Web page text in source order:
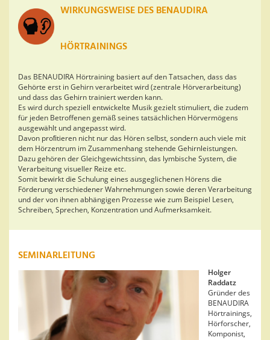
WIRKUNGSWEISE DES BENAUDIRA
HÖRTRAININGS
Das BENAUDIRA Hörtraining basiert auf den Tatsachen, dass das
Gehörte erst in Gehirn verarbeitet wird (zentrale Hörverarbeitung)
und dass das Gehirn trainiert werden kann.
Es wird durch speziell entwickelte Musik gezielt stimuliert, die zudem
für jeden Betroffenen gemäß seines tatsächlichen Hörvermögens
ausgewählt und angepasst wird.
Davon proﬁtieren nicht nur das Hören selbst, sondern auch viele mit
dem Hörzentrum im Zusammenhang stehende Gehirnleistungen.
Dazu gehören der Gleichgewichtssinn, das lymbische System, die
Verarbeitung visueller Reize etc.
Somit bewirkt die Schulung eines ausgeglichenen Hörens die
Förderung verschiedener Wahrnehmungen sowie deren Verarbeitung
und der von ihnen abhängigen Prozesse wie zum Beispiel Lesen,
Schreiben, Sprechen, Konzentration und Aufmerksamkeit.
SEMINARLEITUNG
Holger
Raddatz
Gründer des
BENAUDIRA
Hörtrainings,
Hörforscher,
Komponist,